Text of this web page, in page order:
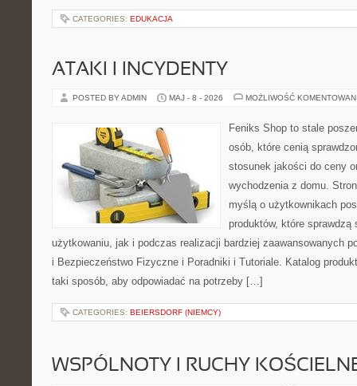
CATEGORIES: EDUKACJA
ATAKI I INCYDENTY
POSTED BY ADMIN MAJ - 8 - 2026 MOŻLIWOŚĆ
Feniks Shop to stale
osób, które cenią
stosunek jakości do ceny
wychodzenia z domu.
myślą o użytkownikach
produktów, które
użytkowaniu, jak i podczas realizacji bardziej zaawansowanych
i Bezpieczeństwo Fizyczne i Poradniki i Tutoriale. Katalog
taki sposób, aby odpowiadać na potrzeby […]
CATEGORIES: BEIERSDORF (NIEMCY)
WSPÓLNOTY I RUCHY